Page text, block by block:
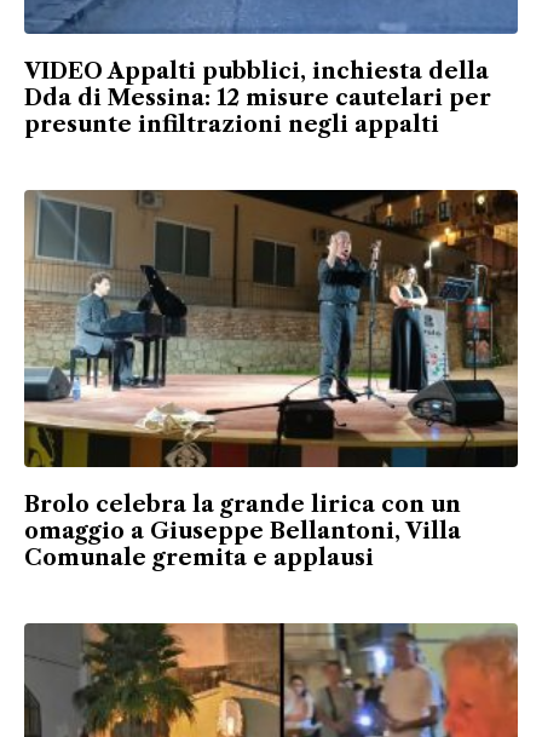
VIDEO Appalti pubblici, inchiesta della
Dda di Messina: 12 misure cautelari per
presunte infiltrazioni negli appalti
Brolo celebra la grande lirica con un
omaggio a Giuseppe Bellantoni, Villa
Comunale gremita e applausi